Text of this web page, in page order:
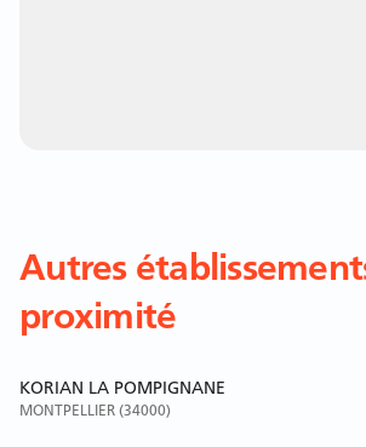
Autres
proximité
KORIAN LA POMPIGNANE
MONTPELLIER (34000)